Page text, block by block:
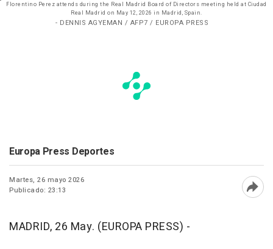
Florentino Perez attends during the Real Madrid Board of Directors meeting held at Ciudad
Real Madrid on May 12, 2026 in Madrid, Spain.
- DENNIS AGYEMAN / AFP7 / EUROPA PRESS
Europa Press Deportes
Martes, 26 mayo 2026
Publicado: 23:13
MADRID, 26 May. (EUROPA PRESS) -